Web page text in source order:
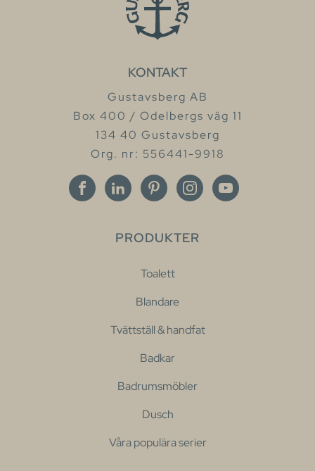
KONTAKT
Gustavsberg AB
Box 400 / Odelbergs väg 11
134 40 Gustavsberg
Org. nr: 556441-9918
PRODUKTER
Toalett
Blandare
Tvättställ & handfat
Badkar
Badrumsmöbler
Dusch
Våra populära serier